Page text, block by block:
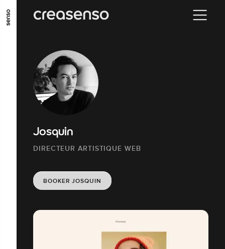
ALLER AU CONTENU PRINCIPAL
ALLER EN BAS DE PAGE
Josquin
DIRECTEUR ARTISTIQUE WEB
BOOKER JOSQUIN